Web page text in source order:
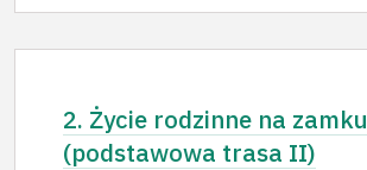
27. 10.
10.00 – 15.00
2. Życie rodzinne na zamku
(podstawowa trasa II)